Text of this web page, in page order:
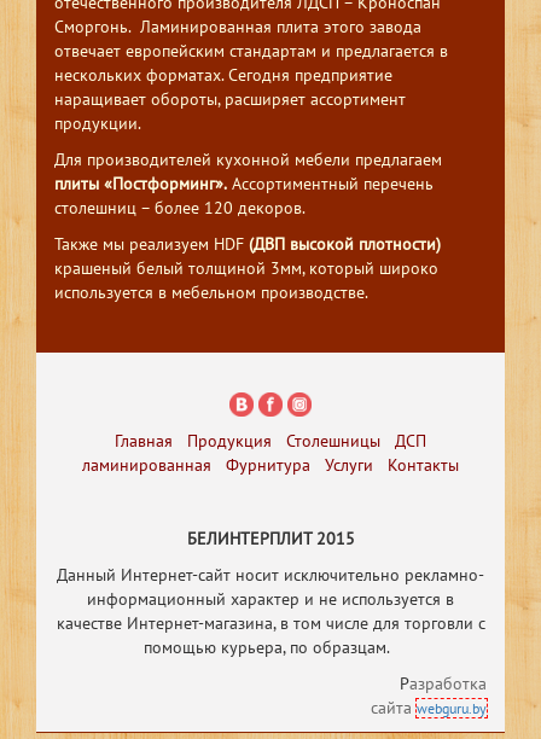
Сморгонь. Ламинированная плита этого завода
отвечает европейским стандартам и предлагается в
нескольких форматах. Сегодня предприятие
наращивает обороты, расширяет ассортимент
продукции.
Для производителей кухонной мебели предлагаем
плиты «Постформинг». Ассортиментный перечень
столешниц – более 120 декоров.
Также мы реализуем HDF (ДВП высокой плотности)
крашеный белый толщиной 3мм, который широко
используется в мебельном производстве.
Главная Продукция Столешницы
ДСП
ламинированная
Фурнитура Услуги Контакты
БЕЛИНТЕРПЛИТ 2015
Данный Интернет-сайт носит исключительно рекламно-
информационный характер и не используется в
качестве Интернет-магазина, в том числе для торговли с
помощью курьера, по образцам.
Разработка
сайтаwebguru.by